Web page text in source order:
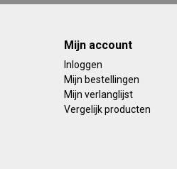
Mijn account
Inloggen
Mijn bestellingen
Mijn verlanglijst
Vergelijk producten